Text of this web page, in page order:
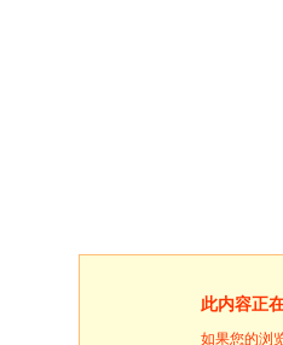
此内容正
如果您的浏